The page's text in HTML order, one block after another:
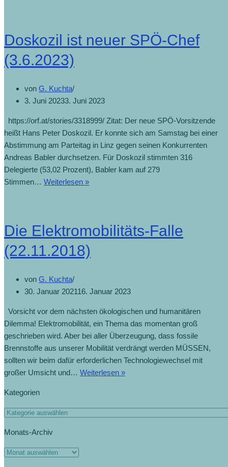
Doskozil ist neuer SPÖ-Chef
(3.6.2023)
von G. Kuchta
3. Juni 20233. Juni 2023
https://orf.at/stories/3318999/ Zitat: Der neue SPÖ-Vorsitzende
heißt Hans Peter Doskozil. Er konnte sich am Samstag bei einer
Abstimmung am Parteitag in Linz gegen seinen Konkurrenten
Andreas Babler durchsetzen. Für Doskozil stimmten 316
Delegierte (53,02 Prozent), Babler kam auf 279
Stimmen… Weiterlesen »
Die Elektromobilitäts-Falle
(22.11.2018)
von G. Kuchta
30. Januar 202116. Januar 2023
Vorsicht vor dem nächsten ökologischen und humanitären
Dilemma! Elektromobilität, ein Thema das momentan groß
geschrieben wird. Aber bei aller Überzeugung, dass fossile
Brennstoffe aus unserer Mobilität verdrängt werden MÜSSEN,
sollten wir beim dafür erforderlichen Technologiewechsel mit
großer Umsicht und… Weiterlesen »
Kategorien
Monats-Archiv